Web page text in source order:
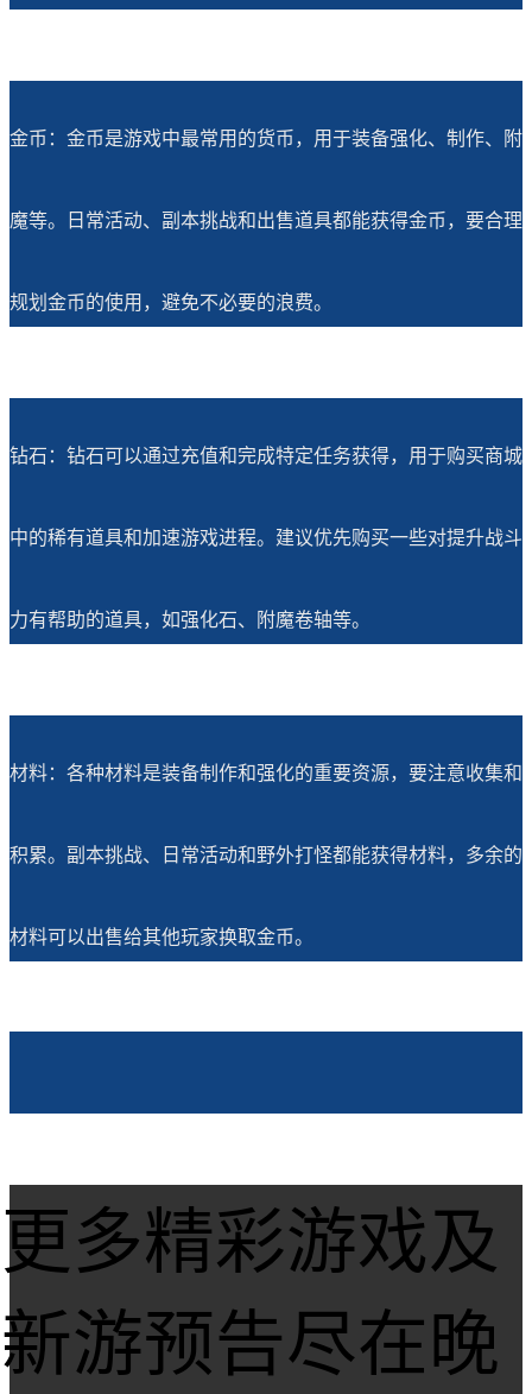
金币：金币是游戏中最常用的货币，用于装备强化、制作、附
魔等。日常活动、副本挑战和出售道具都能获得金币，要合理
规划金币的使用，避免不必要的浪费。
钻石：钻石可以通过充值和完成特定任务获得，用于购买商城
中的稀有道具和加速游戏进程。建议优先购买一些对提升战斗
力有帮助的道具，如强化石、附魔卷轴等。
材料：各种材料是装备制作和强化的重要资源，要注意收集和
积累。副本挑战、日常活动和野外打怪都能获得材料，多余的
材料可以出售给其他玩家换取金币。
更多精彩游戏及
新游预告尽在晚